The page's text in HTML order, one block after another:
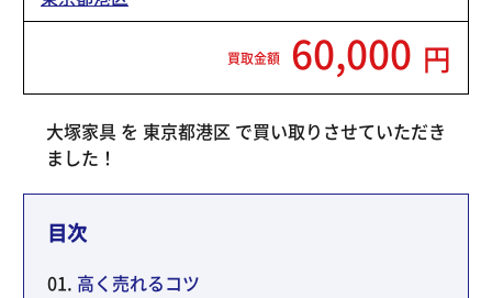
買取金額 60,000 円
大塚家具 を 東京都港区 で買い取りさせていただき
ました！
目次
高く売れるコツ